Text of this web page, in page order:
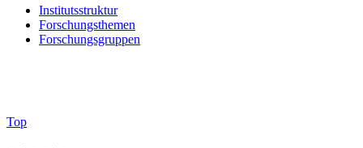
Institutsstruktur
Forschungsthemen
Forschungsgruppen
Top